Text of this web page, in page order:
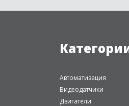
Автоматизация
Видеодатчики
Двигатели